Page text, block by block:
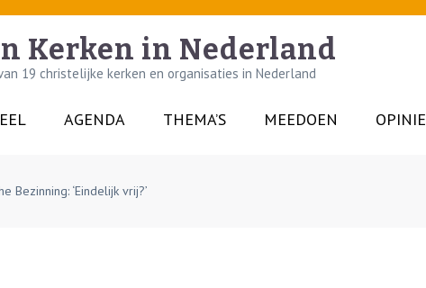
Kerken in Nederland
19 christelijke kerken en organisaties in Nederland
AGENDA THEMA’S MEEDOEN OPINIE
Bezinning: ‘Eindelijk vrij?’